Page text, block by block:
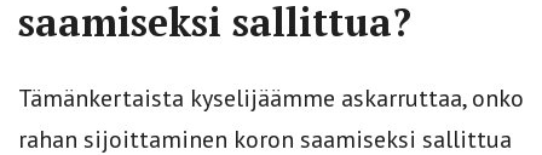
saamiseksi sallittua?
Tämänkertaista kyselijäämme askarruttaa, onko
rahan sijoittaminen koron saamiseksi sallittua